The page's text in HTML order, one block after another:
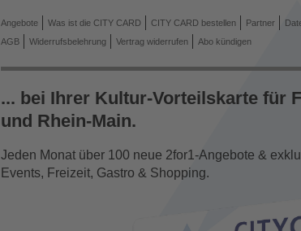
Angebote Was ist die CITY CARD CITY CARD bestellen Partner
AGB
Widerrufsbelehrung Vertrag widerrufen Abo kündigen
... bei Ihrer Kultur-Vorteilskarte für
und Rhein-Main.
Jeden Monat über 100 neue 2for1-Angebote &
Events, Freizeit, Gastro & Shopping.